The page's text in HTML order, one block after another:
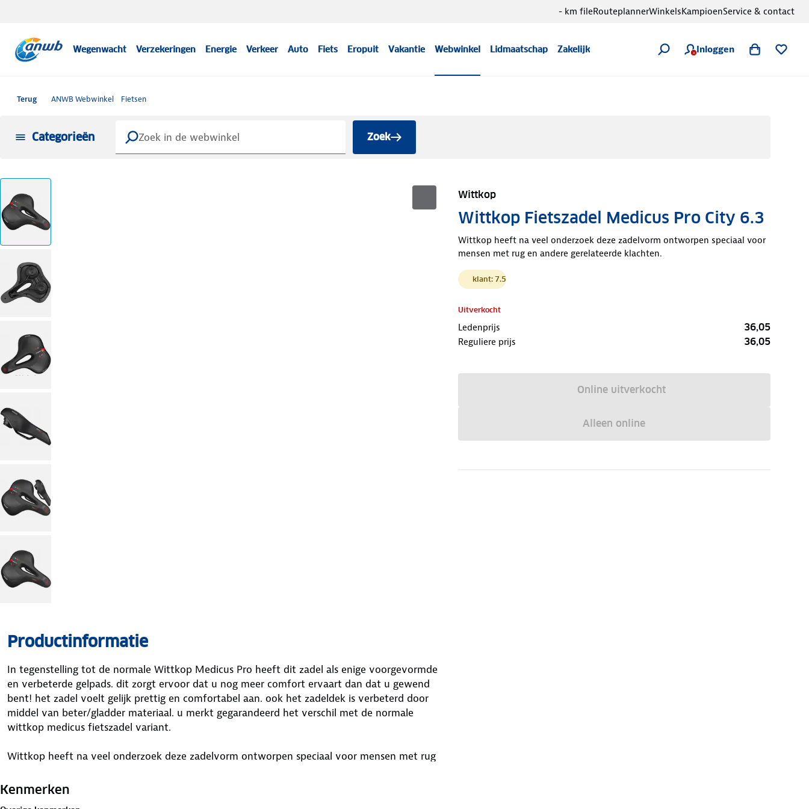
Wegenwacht Verzekeringen Energie Verkeer Auto Fiets Eropuit Vakantie Webwinkel Lidmaatschap Zakelijk Inloggen
- km fileRouteplannerWinkelsKampioenService & contact
Terug ANWB Webwinkel Fietsen
Categorieën Zoek
Wittkop
Wittkop Fietszadel Medicus Pro City 6.3
Wittkop heeft na veel onderzoek deze zadelvorm ontworpen speciaal voor
mensen met rug en andere gerelateerde klachten.
klant: 7.5
Uitverkocht
Ledenprijs 36,05
Reguliere prijs 36,05
Online uitverkocht
Alleen online
Productinformatie
In tegenstelling tot de normale Wittkop Medicus Pro heeft dit zadel als enige voorgevormde
en verbeterde gelpads. dit zorgt ervoor dat u nog meer comfort ervaart dan dat u gewend
bent! het zadel voelt gelijk prettig en comfortabel aan. ook het zadeldek is verbeterd door
middel van beter/gladder materiaal. u merkt gegarandeerd het verschil met de normale
wittkop medicus fietszadel variant.
Wittkop heeft na veel onderzoek deze zadelvorm ontworpen speciaal voor mensen met rug
orthopedische specialisten waaronder dokter torsten werlich (meer dan 20 jaar ervaring in
Kenmerken